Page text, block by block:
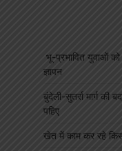
भू-प्रभावित युवाओं को
ज्ञापन
बुंदेली-सुतर्रा मार्ग की
पहिए
खेत में काम कर रहे